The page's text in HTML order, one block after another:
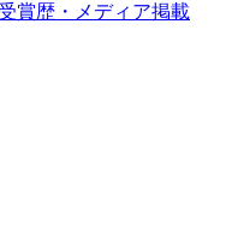
受賞歴・メディア掲載